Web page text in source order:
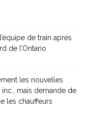
de train après
de l’Ontario
les nouvelles
mais demande de
les chauffeurs